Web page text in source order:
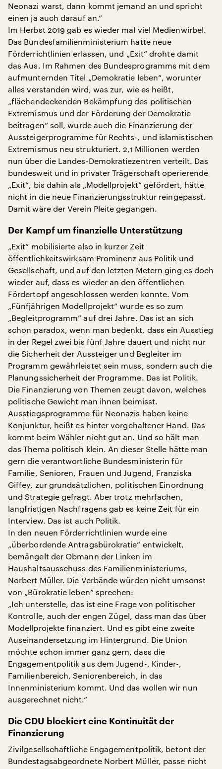
Neonazi warst, dann kommt jemand an und spricht
einen ja auch darauf an.“
Im Herbst 2019 gab es wieder mal viel Medienwirbel.
Das Bundesfamilienministerium hatte neue
Förderrichtlinien erlassen, und „Exit“ drohte damit
das Aus. Im Rahmen des Bundesprogramms mit dem
aufmunternden Titel „Demokratie leben“, worunter
alles verstanden wird, was zur, wie es heißt,
„flächendeckenden Bekämpfung des politischen
Extremismus und der Förderung der Demokratie
beitragen“ soll, wurde auch die Finanzierung der
Aussteigerprogramme für Rechts-, und islamistischen
Extremismus neu strukturiert. 2,1 Millionen werden
nun über die Landes-Demokratiezentren verteilt. Das
bundesweit und in privater Trägerschaft operierende
„Exit“, bis dahin als „Modellprojekt“ gefördert, hätte
nicht in die neue Finanzierungsstruktur reingepasst.
Damit wäre der Verein Pleite gegangen.
Der Kampf um finanzielle Unterstützung
„Exit“ mobilisierte also in kurzer Zeit
öffentlichkeitswirksam Prominenz aus Politik und
Gesellschaft, und auf den letzten Metern ging es doch
wieder auf, dass es wieder an den öffentlichen
Fördertopf angeschlossen werden konnte. Vom
„Fünfjährigen Modellprojekt“ wurde es so zum
„Begleitprogramm“ auf drei Jahre. Das ist an sich
schon paradox, wenn man bedenkt, dass ein Ausstieg
in der Regel zwei bis fünf Jahre dauert und nicht nur
die Sicherheit der Aussteiger und Begleiter im
Programm gewährleistet sein muss, sondern auch die
Planungssicherheit der Programme. Das ist Politik.
Die Finanzierung von Themen zeugt davon, welches
politische Gewicht man ihnen beimisst.
Ausstiegsprogramme für Neonazis haben keine
Konjunktur, heißt es hinter vorgehaltener Hand. Das
kommt beim Wähler nicht gut an. Und so hält man
das Thema politisch klein. An dieser Stelle hätte man
gern die verantwortliche Bundesministerin für
Familie, Senioren, Frauen und Jugend, Franziska
Giffey, zur grundsätzlichen, politischen Einordnung
und Strategie gefragt. Aber trotz mehrfachen,
langfristigen Nachfragens gab es keine Zeit für ein
Interview. Das ist auch Politik.
In den neuen Förderrichtlinien wurde eine
„überbordende Antragsbürokratie“ entwickelt,
bemängelt der Obmann der Linken im
Haushaltsausschuss des Familienministeriums,
Norbert Müller. Die Verbände würden nicht umsonst
von „Bürokratie leben“ sprechen:
„Ich unterstelle, das ist eine Frage von politischer
Kontrolle, auch der engen Zügel, dass man das über
Modellprojekte finanziert. Und es gibt eine zweite
Auseinandersetzung im Hintergrund. Die Union
möchte schon immer ganz gern, dass die
Engagementpolitik aus dem Jugend-, Kinder-,
Familienbereich, Seniorenbereich, in das
Innenministerium kommt. Und das wollen wir nun
ausgerechnet nicht.“
Die CDU blockiert eine Kontinuität der
Finanzierung
Zivilgesellschaftliche Engagementpolitik, betont der
Bundestagsabgeordnete Norbert Müller, passe nicht